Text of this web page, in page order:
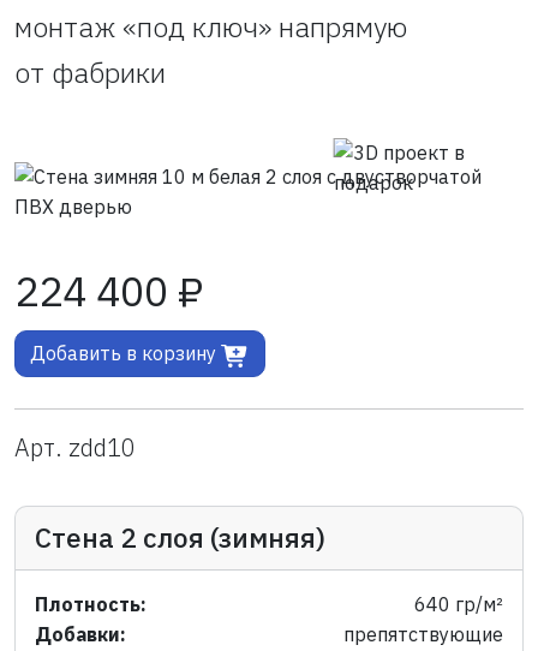
монтаж «под ключ» напрямую
от фабрики
224 400 ₽
Добавить в корзину
Арт. zdd10
Стена 2 слоя (зимняя)
Плотность:
640 гр/м²
Добавки:
препятствующие